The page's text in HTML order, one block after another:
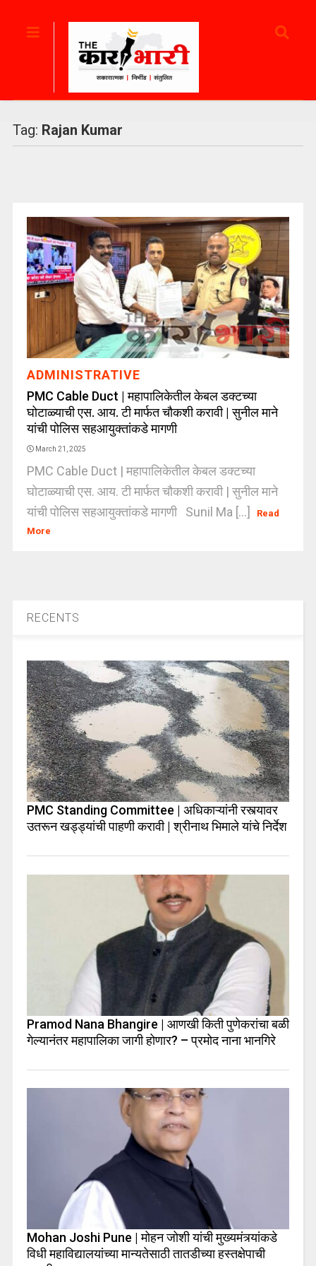
Tag: Rajan Kumar
ADMINISTRATIVE
PMC Cable Duct | महापालिकेतील केबल डक्टच्या
घोटाळ्याची एस. आय. टी मार्फत चौकशी करावी | सुनील माने
यांची पोलिस सहआयुक्तांकडे मागणी
March 21, 2025
PMC Cable Duct | महापालिकेतील केबल डक्टच्या
घोटाळ्याची एस. आय. टी मार्फत चौकशी करावी | सुनील माने
यांची पोलिस सहआयुक्तांकडे मागणी Sunil Ma [...]
Read
More
RECENTS
PMC Standing Committee | अधिकाऱ्यांनी रस्त्यावर
उतरून खड्ड्यांची पाहणी करावी | श्रीनाथ भिमाले यांचे निर्देश
Pramod Nana Bhangire | आणखी किती पुणेकरांचा बळी
गेल्यानंतर महापालिका जागी होणार? – प्रमोद नाना भानगिरे
Mohan Joshi Pune | मोहन जोशी यांची मुख्यमंत्र्यांकडे
विधी महाविद्यालयांच्या मान्यतेसाठी तातडीच्या हस्तक्षेपाची